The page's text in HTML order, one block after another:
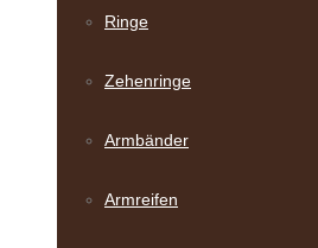
Ringe
Zehenringe
Armbänder
Armreifen